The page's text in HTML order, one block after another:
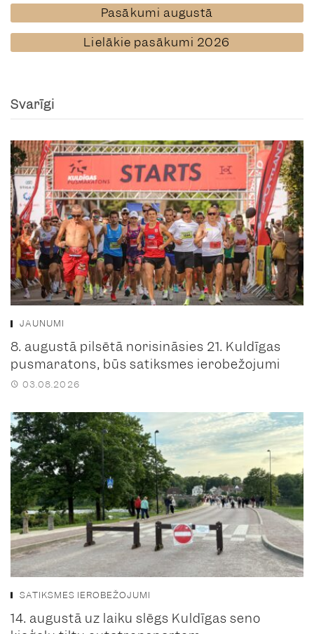
Pasākumi augustā
Lielākie pasākumi 2026
Svarīgi
JAUNUMI
8. augustā pilsētā norisināsies 21. Kuldīgas
pusmaratons, būs satiksmes ierobežojumi
03.08.2026
SATIKSMES IEROBEŽOJUMI
14. augustā uz laiku slēgs Kuldīgas seno